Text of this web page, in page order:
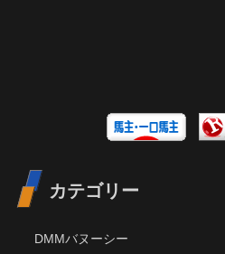
カテゴリー
DMMバヌーシー